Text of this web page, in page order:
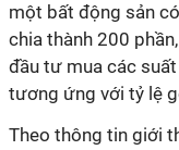
một bất động sản
chia thành 200
đầu tư mua các
tương ứng với tỷ lệ
Theo thông tin giới